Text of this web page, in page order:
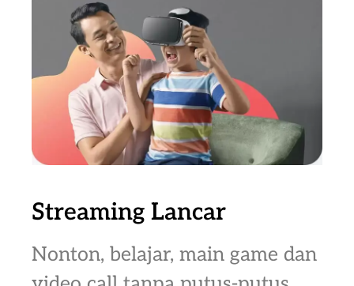
Streaming Lancar
Nonton, belajar, main game dan